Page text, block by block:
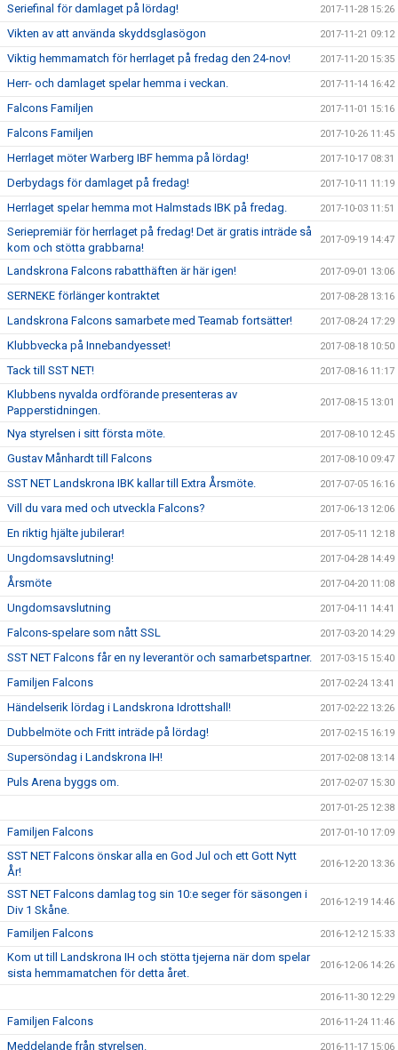
Seriefinal för damlaget på lördag! 2017-11-28 15:26
Vikten av att använda skyddsglasögon 2017-11-21 09:12
Viktig hemmamatch för herrlaget på fredag den 24-nov! 2017-11-20 15:35
Herr- och damlaget spelar hemma i veckan. 2017-11-14 16:42
Falcons Familjen 2017-11-01 15:16
Falcons Familjen 2017-10-26 11:45
Herrlaget möter Warberg IBF hemma på lördag! 2017-10-17 08:31
Derbydags för damlaget på fredag! 2017-10-11 11:19
Herrlaget spelar hemma mot Halmstads IBK på fredag. 2017-10-03 11:51
Seriepremiär för herrlaget på fredag! Det är gratis inträde så
kom och stötta grabbarna!
2017-09-19 14:47
Landskrona Falcons rabatthäften är här igen! 2017-09-01 13:06
SERNEKE förlänger kontraktet 2017-08-28 13:16
Landskrona Falcons samarbete med Teamab fortsätter! 2017-08-24 17:29
Klubbvecka på Innebandyesset! 2017-08-18 10:50
Tack till SST NET! 2017-08-16 11:17
Klubbens nyvalda ordförande presenteras av
Papperstidningen.
2017-08-15 13:01
Nya styrelsen i sitt första möte. 2017-08-10 12:45
Gustav Månhardt till Falcons 2017-08-10 09:47
SST NET Landskrona IBK kallar till Extra Årsmöte. 2017-07-05 16:16
Vill du vara med och utveckla Falcons? 2017-06-13 12:06
En riktig hjälte jubilerar! 2017-05-11 12:18
Ungdomsavslutning! 2017-04-28 14:49
Årsmöte 2017-04-20 11:08
Ungdomsavslutning 2017-04-11 14:41
Falcons-spelare som nått SSL 2017-03-20 14:29
SST NET Falcons får en ny leverantör och samarbetspartner. 2017-03-15 15:40
Familjen Falcons 2017-02-24 13:41
Händelserik lördag i Landskrona Idrottshall! 2017-02-22 13:26
Dubbelmöte och Fritt inträde på lördag! 2017-02-15 16:19
Supersöndag i Landskrona IH! 2017-02-08 13:14
Puls Arena byggs om. 2017-02-07 15:30
2017-01-25 12:38
Familjen Falcons 2017-01-10 17:09
SST NET Falcons önskar alla en God Jul och ett Gott Nytt
År!
2016-12-20 13:36
SST NET Falcons damlag tog sin 10:e seger för säsongen i
Div 1 Skåne.
2016-12-19 14:46
Familjen Falcons 2016-12-12 15:33
Kom ut till Landskrona IH och stötta tjejerna när dom spelar
sista hemmamatchen för detta året.
2016-12-06 14:26
2016-11-30 12:29
Familjen Falcons 2016-11-24 11:46
Meddelande från styrelsen. 2016-11-17 15:06